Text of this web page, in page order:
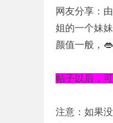
网友分享：
姐的一个妹
颜值一般，
帖子以后，
注意：如果